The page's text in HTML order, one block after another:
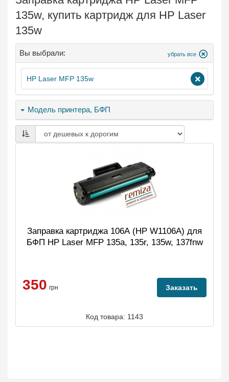
135w, купить картридж для HP Laser
135w
Вы выбрали: убрать все
HP Laser MFP 135w
Модель принтера, БФП
Заправка картриджа 106А (HP W1106A) для
БФП HP Laser MFP 135a, 135r, 135w, 137fnw
350 грн Заказать
Код товара: 1143